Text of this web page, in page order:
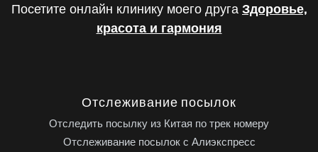
Посетите онлайн клинику моего друга Здоровье,
красота и гармония
Отслеживание посылок
Отследить посылку из Китая по трек номеру
Отслеживание посылок с Алиэкспресс